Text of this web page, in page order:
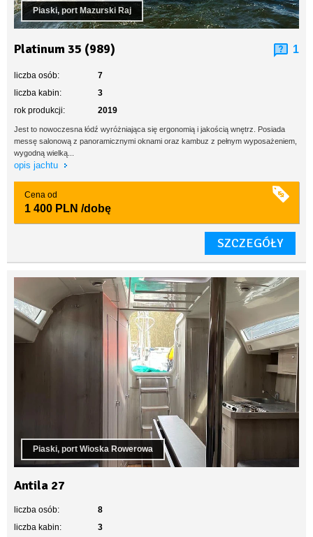
Piaski, port Mazurski Raj
Platinum 35 (989) 1
liczba osób:
7
liczba kabin:
3
rok produkcji:
2019
Jest to nowoczesna łódź wyróżniająca się ergonomią i jakością wnętrz. Posiada
messę salonową z panoramicznymi oknami oraz kambuz z pełnym wyposażeniem,
wygodną wielką...
opis jachtu
Cena od
1 400 PLN /dobę
SZCZEGÓŁY
Piaski, port Wioska Rowerowa
Antila 27
liczba osób:
8
liczba kabin:
3